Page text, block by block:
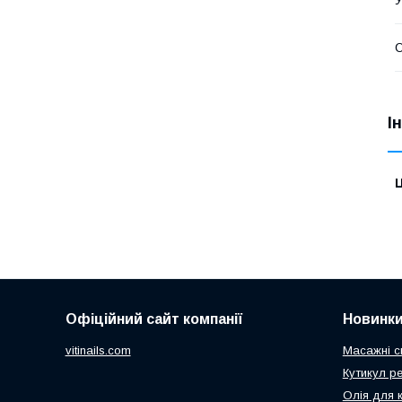
Офіційний сайт компанії
vitinails.com
Новинки
Масажні
Кутикул
Олія для